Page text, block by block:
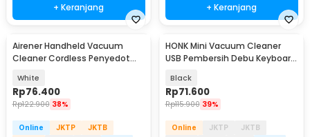
+ Keranjang + Keranjang
Airener Handheld Vacuum
Cleaner Cordless Penyedot
White
Rp76.400
Rp122.900 38%
Online JKTP
JKTB
HONK Mini Vacuum Cleaner
USB Pembersih Debu Keyboard
Black
Rp71.600
Rp115.900 39%
Online JKTP
JKTB